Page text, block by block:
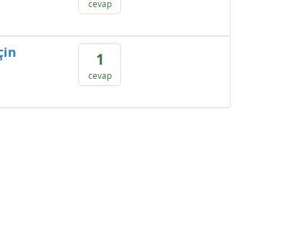
cevap
1
cevap